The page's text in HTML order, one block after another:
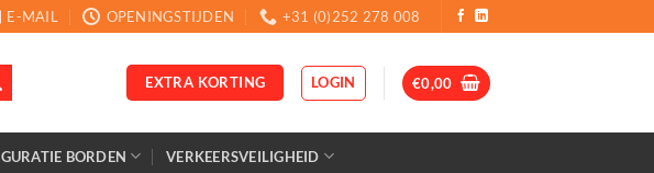
E-MAIL OPENINGSTIJDEN +31 (0)252 278 008
EXTRA KORTING LOGIN €0,00
BORDEN VERKEERSVEILIGHEID